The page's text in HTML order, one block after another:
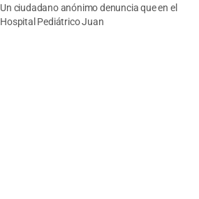
Un ciudadano anónimo denuncia que en el
Hospital Pediátrico Juan